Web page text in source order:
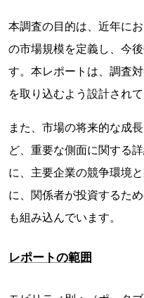
本調査の目的は、近年に
の市場規模を定義し、今
す。本レポートは、調査
を取り込むよう設計されて
また、市場の将来的な成
ど、重要な側面に関する
に、主要企業の競争環境
に、関係者が投資するた
も組み込んでいます。
レポートの範囲